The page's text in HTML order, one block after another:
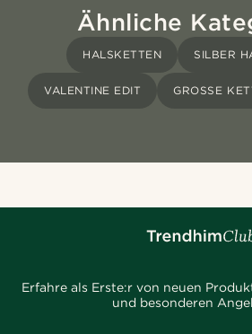
Ähnliche
HALSKETTEN SILBER
VALENTINE EDIT GROSSE
Erfahre als Erste:r von neuen
und besonderen